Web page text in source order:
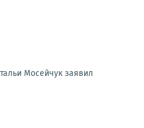
Мосейчук заявил